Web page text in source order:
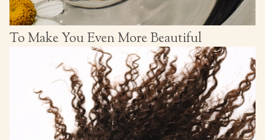
To Make You Even More Beautiful